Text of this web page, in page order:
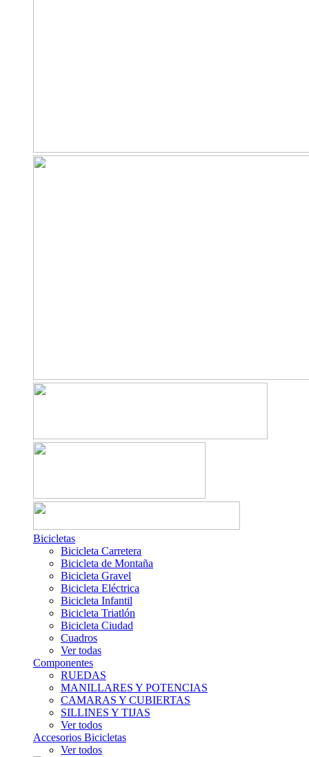
Bicicletas
Bicicleta Carretera
Bicicleta de Montaña
Bicicleta Gravel
Bicicleta Eléctrica
Bicicleta Infantil
Bicicleta Triatlón
Bicicleta Ciudad
Cuadros
Ver todas
Componentes
RUEDAS
MANILLARES Y POTENCIAS
CAMARAS Y CUBIERTAS
SILLINES Y TIJAS
Ver todos
Accesorios Bicicletas
Ver todos